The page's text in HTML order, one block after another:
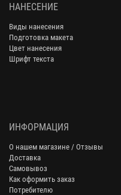
НАНЕСЕНИЕ
Виды нанесения
Подготовка макета
Цвет нанесения
Шрифт текста
ИНФОРМАЦИЯ
О нашем магазине / Отзывы
Доставка
Самовывоз
Как оформить заказ
Потребителю